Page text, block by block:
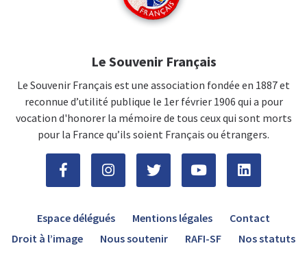
Le Souvenir Français
Le Souvenir Français est une association fondée en 1887 et
reconnue d’utilité publique le 1er février 1906 qui a pour
vocation d'honorer la mémoire de tous ceux qui sont morts
pour la France qu’ils soient Français ou étrangers.
Espace délégués Mentions légales
Contact
Droit à l’image
Nous soutenir RAFI-SF Nos statuts